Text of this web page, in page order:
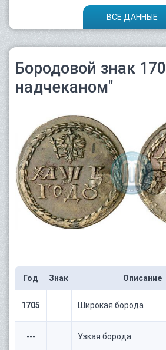
ВСЕ ДАННЫЕ
Бородовой знак
надчеканом"
Год Знак Описание
1705 Широкая борода
--- Узкая борода